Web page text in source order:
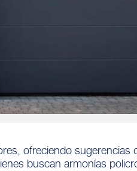
ofreciendo sugerencias
buscan armonías